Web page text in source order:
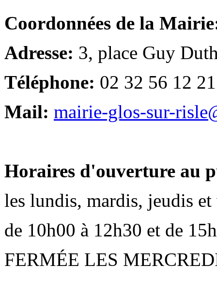
Coordonnées de la
Adresse: 3, place Guy
Téléphone: 02 32 56 12 21
Mail: mairie-glos-sur-
Horaires d'ouverture au
les lundis, mardis, jeudis et
de 10h00 à 12h30 et de
FERMÉE LES